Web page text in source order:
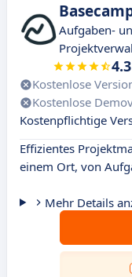
Aufgaben-
4.3
Kostenlose
Kostenlose
Kostenpflichtige
Effizientes
einem Ort, von
Mehr Details